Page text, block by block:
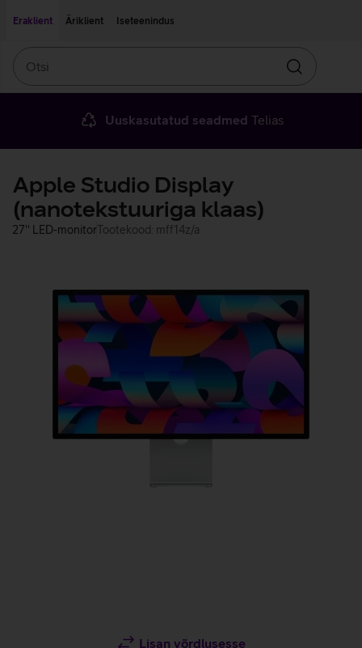
Eraklient
Äriklient Iseteenindus
Otsin
Uuskasutatud seadmed Telias
Apple Studio Display
(nanotekstuuriga klaas)
27'' LED-monitorTootekood: mff14z/a
Lisan võrdlusesse